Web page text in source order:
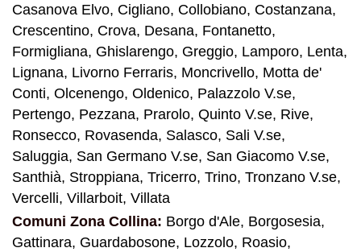
Casanova Elvo, Cigliano, Collobiano, Costanzana,
Crescentino, Crova, Desana, Fontanetto,
Formigliana, Ghislarengo, Greggio, Lamporo, Lenta,
Lignana, Livorno Ferraris, Moncrivello, Motta de'
Conti, Olcenengo, Oldenico, Palazzolo V.se,
Pertengo, Pezzana, Prarolo, Quinto V.se, Rive,
Ronsecco, Rovasenda, Salasco, Sali V.se,
Saluggia, San Germano V.se, San Giacomo V.se,
Santhià, Stroppiana, Tricerro, Trino, Tronzano V.se,
Vercelli, Villarboit, Villata
Comuni Zona Collina: Borgo d'Ale, Borgosesia,
Gattinara, Guardabosone, Lozzolo, Roasio,